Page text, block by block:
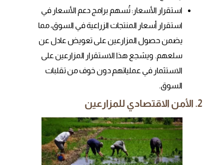
استقرار الأسعار: تُسهم برامج دعم الأسعار في
استقرار أسعار المنتجات الزراعية في السوق، مما
يضمن حصول المزارعين على تعويض عادل عن
سلعهم. ويشجع هذا الاستقرار المزارعين على
الاستثمار في عملياتهم دون خوف من تقلبات
السوق.
2. الأمن الاقتصادي للمزارعين